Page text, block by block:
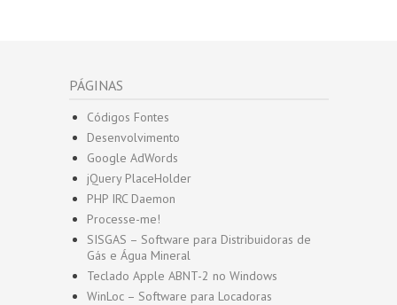
PÁGINAS
Códigos Fontes
Desenvolvimento
Google AdWords
jQuery PlaceHolder
PHP IRC Daemon
Processe-me!
SISGAS – Software para Distribuidoras de
Gás e Água Mineral
Teclado Apple ABNT-2 no Windows
WinLoc – Software para Locadoras